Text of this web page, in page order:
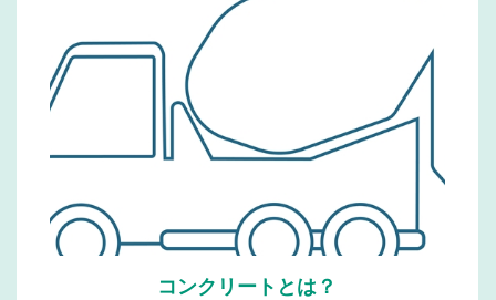
コンクリートとは？